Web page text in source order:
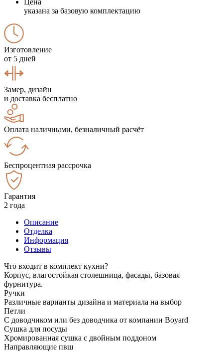
указана за базовую комплектацию
Изготовление
от 5 дней
Замер, дизайн
и доставка бесплатно
Оплата наличными, безналичный расчёт
Беспроцентная рассрочка
Гарантия
2 года
Описание
Отделка
Информация
Отзывы
Что входит в комплект кухни?
Корпус, влагостойкая столешница, фасады, базовая
фурнитура.
Ручки
Различные варианты дизайна и материала на выбор
Петли
С доводчиком или без доводчика от компании Boyard
Сушка для посуды
Хромированная сушка с двойным поддоном
Направляющие пвш